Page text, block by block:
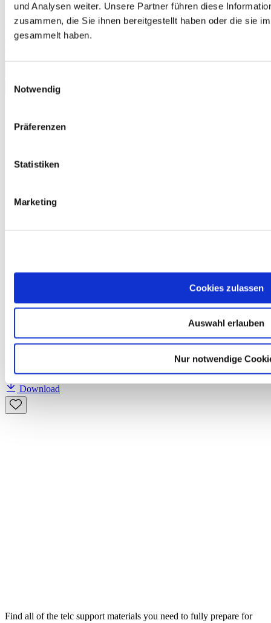
und Analysen weiter. Unsere Partner führen diese
zusammen, die Sie ihnen bereitgestellt haben oder die sie
gesammelt haben.
Notwendig
Präferenzen
Statistiken
Marketing
Cookies zulassen
Auswahl erlauben
Nur notwendige
Deutsch-Test für Zuwanderer A2-B1, Mock Examination version 3,
booklet
Deutsch-Test für Zuwanderer A2-B1, Mock Examination version 1,
€0.00
Download
Find all of the telc support materials you need to fully prepare for